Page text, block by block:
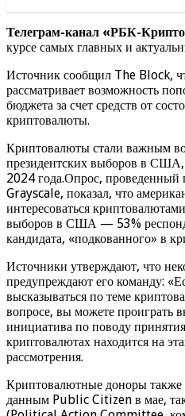
Телеграм-канал «РБК-
курсе самых главных и
Источник сообщил The Block,
рассматривает возможность
бюджета за счет средств от
криптовалюты.
Криптовалюты стали важным
президентских выборов в США,
2024 года.Опрос, проведенный
Grayscale, показал, что
интересоваться
выборов в США — 53%
кандидата, «подкованного» в
Источники утверждают, что
предупреждают его команду:
высказываться по теме
вопросе, вы можете проиграть
инициатива по поводу
криптовалютах находится на
рассмотрения.
Криптовалютные доноры также
данным Public Citizen в мае,